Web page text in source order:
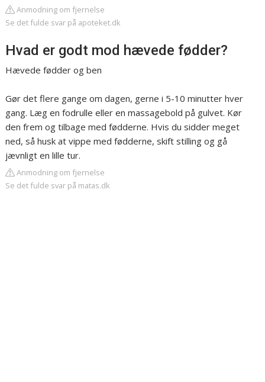
Anmodning om fjernelse
Se det fulde svar på apoteket.dk
Hvad er godt mod hævede fødder?
Hævede fødder og ben
Gør det flere gange om dagen, gerne i 5-10 minutter hver
gang. Læg en fodrulle eller en massagebold på gulvet. Kør
den frem og tilbage med fødderne. Hvis du sidder meget
ned, så husk at vippe med fødderne, skift stilling og gå
jævnligt en lille tur.
Anmodning om fjernelse
Se det fulde svar på matas.dk